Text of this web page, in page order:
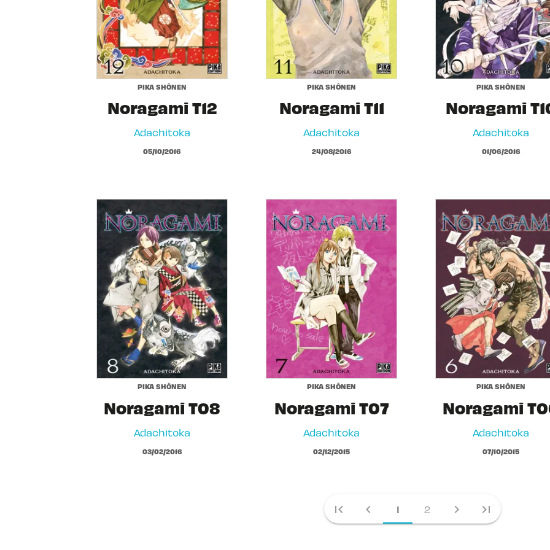
PIKA SHÔNEN
Noragami T12
Adachitoka
05/10/2016
PIKA SHÔNEN
Noragami T11
Adachitoka
24/08/2016
PIKA SHÔNEN
Noragami
Adachitoka
01/06/2016
PIKA SHÔNEN
Noragami T08
Adachitoka
03/02/2016
PIKA SHÔNEN
Noragami T07
Adachitoka
02/12/2015
PIKA SHÔNEN
Noragami
Adachitoka
07/10/2015
first_page chevron_left 1 2 chevron_right last_page